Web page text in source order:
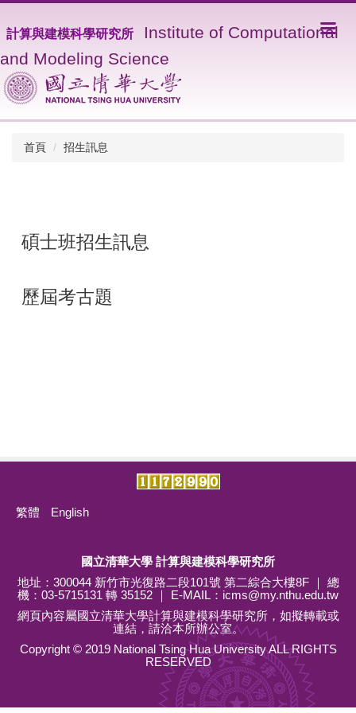
計算與建模科學研究所 Institute of Computational
and Modeling Science
首頁 招生訊息
碩士班招生訊息
歷屆考古題
繁體 English
國立清華大學 計算與建模科學研究所
地址：300044 新竹市光復路二段101號 第二綜合大樓8F ｜ 總
機：03-5715131 轉 35152 ｜ E-MAIL： icms@my.nthu.edu.tw
網頁內容屬國立清華大學計算與建模科學研究所，如擬轉載或
連結，請洽本所辦公室。
Copyright © 2019 National Tsing Hua University ALL RIGHTS
RESERVED